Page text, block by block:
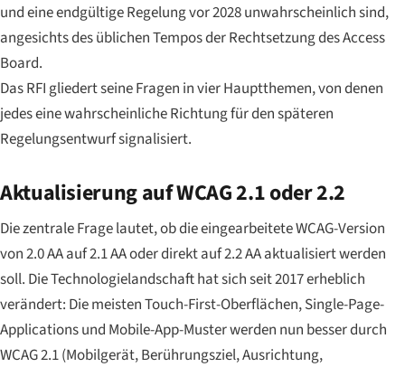
und eine endgültige Regelung vor 2028 unwahrscheinlich sind,
angesichts des üblichen Tempos der Rechtsetzung des Access
Board.
Das RFI gliedert seine Fragen in vier Hauptthemen, von denen
jedes eine wahrscheinliche Richtung für den späteren
Regelungsentwurf signalisiert.
Aktualisierung auf WCAG 2.1 oder 2.2
Die zentrale Frage lautet, ob die eingearbeitete WCAG-Version
von 2.0 AA auf 2.1 AA oder direkt auf 2.2 AA aktualisiert werden
soll. Die Technologielandschaft hat sich seit 2017 erheblich
verändert: Die meisten Touch-First-Oberflächen, Single-Page-
Applications und Mobile-App-Muster werden nun besser durch
WCAG 2.1 (Mobilgerät, Berührungsziel, Ausrichtung,